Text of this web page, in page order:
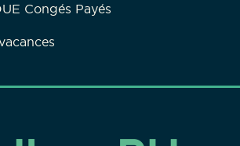
Congés Payés